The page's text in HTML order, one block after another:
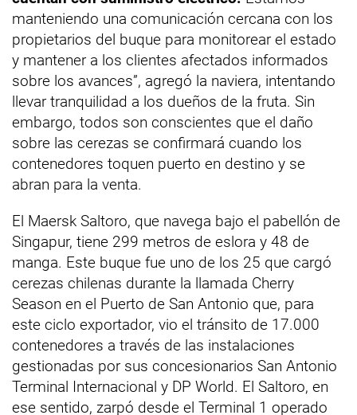
manteniendo una comunicación cercana con los
propietarios del buque para monitorear el estado
y mantener a los clientes afectados informados
sobre los avances”, agregó la naviera, intentando
llevar tranquilidad a los dueños de la fruta. Sin
embargo, todos son conscientes que el daño
sobre las cerezas se confirmará cuando los
contenedores toquen puerto en destino y se
abran para la venta.
El Maersk Saltoro, que navega bajo el pabellón de
Singapur, tiene 299 metros de eslora y 48 de
manga. Este buque fue uno de los 25 que cargó
cerezas chilenas durante la llamada Cherry
Season en el Puerto de San Antonio que, para
este ciclo exportador, vio el tránsito de 17.000
contenedores a través de las instalaciones
gestionadas por sus concesionarios San Antonio
Terminal Internacional y DP World. El Saltoro, en
ese sentido, zarpó desde el Terminal 1 operado